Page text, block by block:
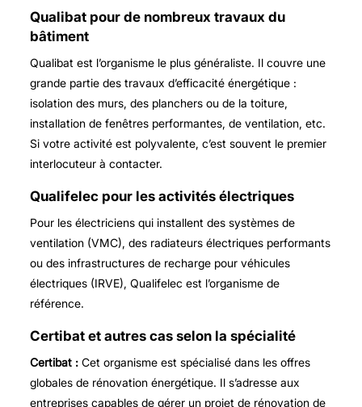
Qualibat pour de nombreux travaux du
bâtiment
Qualibat est l’organisme le plus généraliste. Il couvre une
grande partie des travaux d’efficacité énergétique :
isolation des murs, des planchers ou de la toiture,
installation de fenêtres performantes, de ventilation, etc.
Si votre activité est polyvalente, c’est souvent le premier
interlocuteur à contacter.
Qualifelec pour les activités électriques
Pour les électriciens qui installent des systèmes de
ventilation (VMC), des radiateurs électriques performants
ou des infrastructures de recharge pour véhicules
électriques (IRVE), Qualifelec est l’organisme de
référence.
Certibat et autres cas selon la spécialité
Certibat :Cet organisme est spécialisé dans les offres
globales de rénovation énergétique. Il s’adresse aux
entreprises capables de gérer un projet de rénovation de